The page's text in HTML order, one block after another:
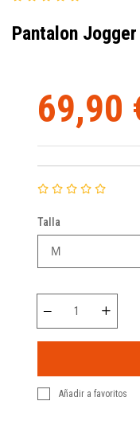
Pantalon
69,90
Talla
Añadir a favoritos